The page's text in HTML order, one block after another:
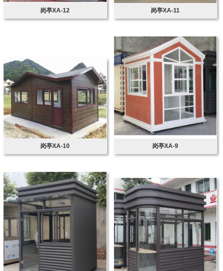
岗亭XA-12 岗亭XA-11
岗亭XA-10 岗亭XA-9